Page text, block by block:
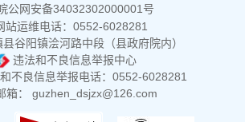
公网安备34032302000001号
站运维电话：0552-6028281
谷阳镇浍河路中段（县政府院内）
违法和不良信息举报中心
不良信息举报电话：0552-6028281
箱： guzhen_dsjzx@126.com